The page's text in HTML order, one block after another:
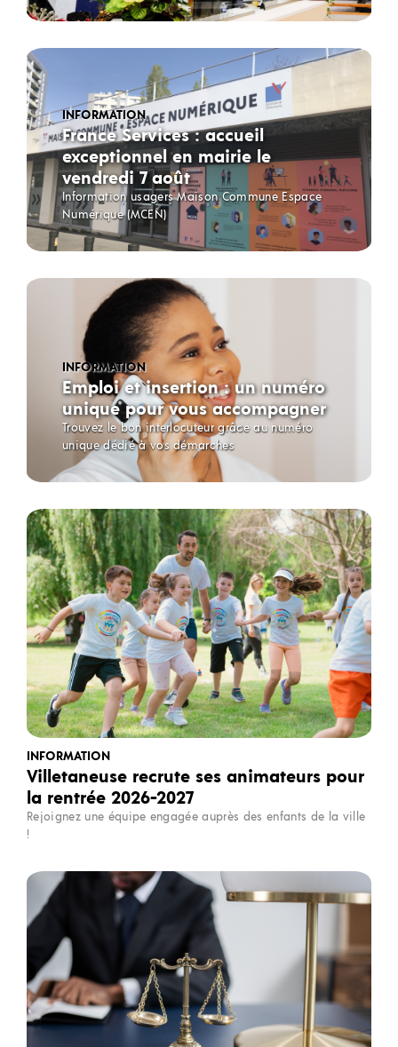
INFORMATION
France Services : accueil
exceptionnel en mairie le
vendredi 7 août
Information usagers Maison Commune Espace
Numérique (MCEN)
INFORMATION
Emploi et insertion : un numéro
unique pour vous accompagner
Trouvez le bon interlocuteur grâce au numéro
unique dédié à vos démarches
INFORMATION
Villetaneuse recrute ses animateurs pour
la rentrée 2026-2027
Rejoignez une équipe engagée auprès des enfants de la ville
!